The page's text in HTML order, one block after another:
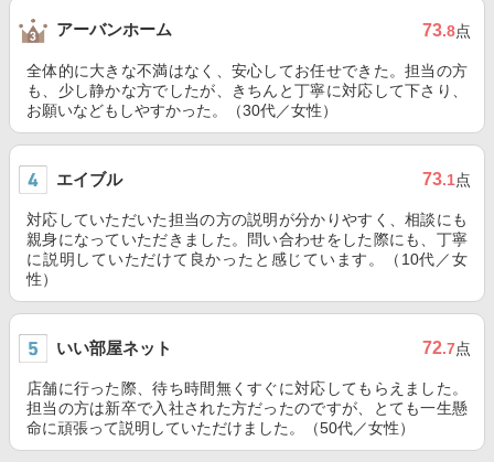
アーバンホーム 73.8点
全体的に大きな不満はなく、安心してお任せできた。担当の方
も、少し静かな方でしたが、きちんと丁寧に対応して下さり、
お願いなどもしやすかった。（30代／女性）
エイブル 73.1点
対応していただいた担当の方の説明が分かりやすく、相談にも
親身になっていただきました。問い合わせをした際にも、丁寧
に説明していただけて良かったと感じています。（10代／女
性）
いい部屋ネット 72.7点
店舗に行った際、待ち時間無くすぐに対応してもらえました。
担当の方は新卒で入社された方だったのですが、とても一生懸
命に頑張って説明していただけました。（50代／女性）